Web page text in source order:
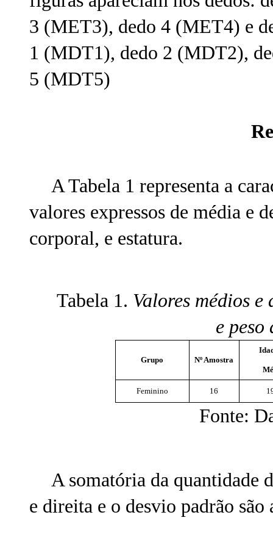
3 (MET3), dedo 4 (MET4) e
1 (MDT1), dedo 2 (MDT2),
5 (MDT5)
A Tabela 1 representa a
valores expressos de média e
corporal, e estatura.
Tabela 1. Valores médios
e peso
Grupo Nº Amostra
Feminino 16
Fonte:
A somatória da quantidade
e direita e o desvio padrão são